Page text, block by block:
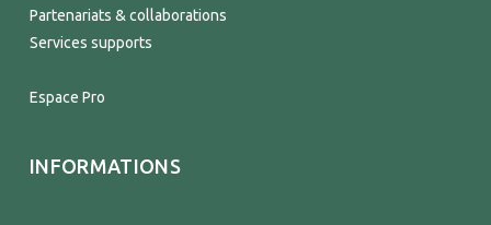
Partenariats & collaborations
Services supports
Espace Pro
INFORMATIONS